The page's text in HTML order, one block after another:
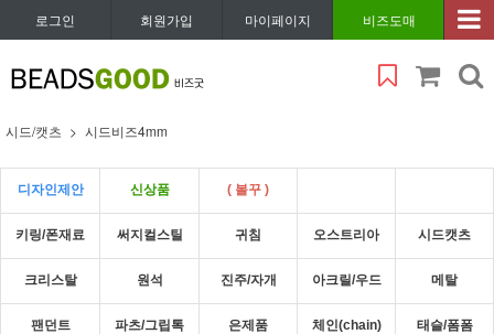
로그인 회원가입 마이페이지 비즈도매
시드/캣츠 시드비즈4mm
디자인제안 신상품 ( 볼꾸 )
키링/폰재료 써지컬스틸 귀침 오스트리아 시드캣츠
크리스탈 원석 진주/자개 아크릴/우드 메탈
팬던트 파츠/그립톡 은제품 체인(chain) 태슬/폼폼